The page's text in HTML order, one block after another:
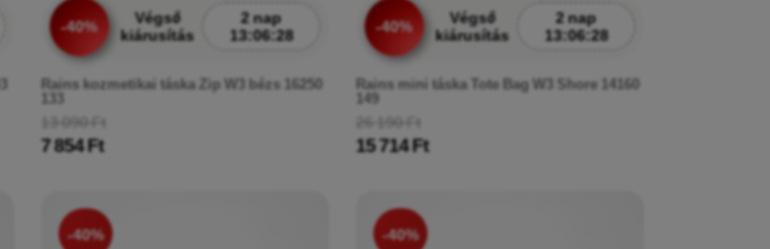
-40%
Végső
kiárusítás
2 nap
13:06:26
Rains kozmetikai táska Zip W3 bézs 16250
133
13 090 Ft
7 854 Ft
-40%
Végső
kiárusítás
2 nap
13:06:26
Rains mini táska Tote Bag W3 Shore 14160
149
26 190 Ft
15 714 Ft
-40% -40%